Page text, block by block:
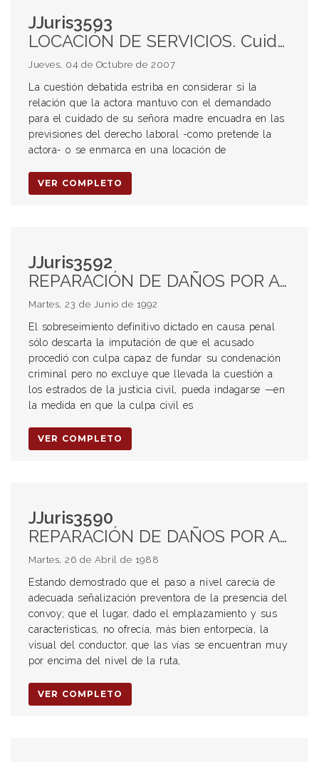
JJuris3593
LOCACIÓN DE SERVICIOS. Cuidado de personas. Inexistencia de contrato de trabajo.
Jueves, 04 de Octubre de 2007
La cuestión debatida estriba en considerar si la
relación que la actora mantuvo con el demandado
para el cuidado de su señora madre encuadra en las
previsiones del derecho laboral -como pretende la
actora- o se enmarca en una locación de
VER COMPLETO
JJuris3592
REPARACIÓN DE DAÑOS POR ACCIDENTES DE TRÁNSITO. Pronunciamiento en sede penal. Influencia de la sentencia penal sobre el juicio civil por indemnización de daño
Martes, 23 de Junio de 1992
El sobreseimiento definitivo dictado en causa penal
sólo descarta la imputación de que el acusado
procedió con culpa capaz de fundar su condenación
criminal pero no excluye que llevada la cuestión a
los estrados de la justicia civil, pueda indagarse —en
la medida en que la culpa civil es
VER COMPLETO
JJuris3590
REPARACIÓN DE DAÑOS POR ACCIDENTES DE TRÁNSITO. Accidente ferroviario. Accidentes ocurridos en los pasos a nivel y sendas clandestinas
Martes, 26 de Abril de 1988
Estando demostrado que el paso a nivel carecía de
adecuada señalización preventora de la presencia del
convoy; que el lugar, dado el emplazamiento y sus
características, no ofrecía, más bien entorpecía, la
visual del conductor, que las vías se encuentran muy
por encima del nivel de la ruta,
VER COMPLETO